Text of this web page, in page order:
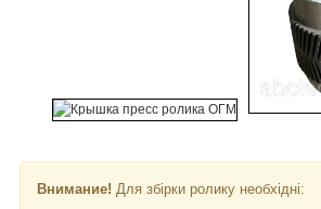
Внимание! Для збірки ролику необхідні: